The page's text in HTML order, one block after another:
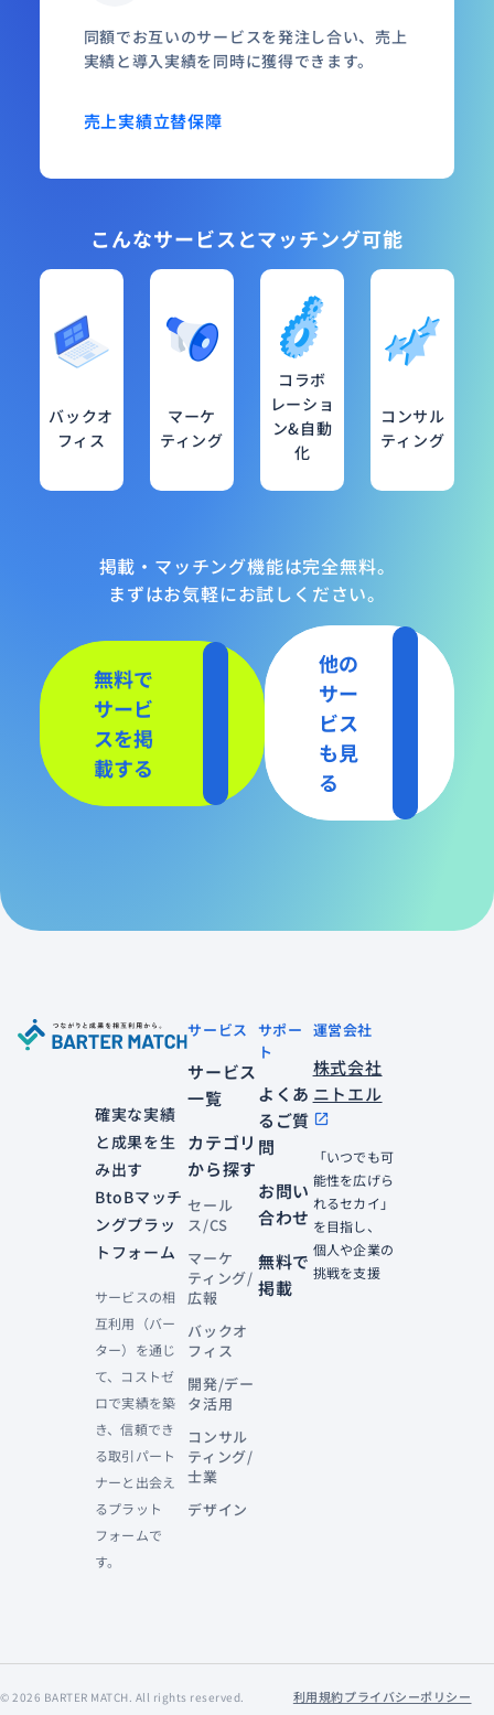
同額でお互いのサービスを発注し合い、売上
実績と導入実績を同時に獲得できます。
売上実績立替保障
こんなサービスとマッチング可能
バックオ
フィス
マーケ
ティング
コラボ
レーショ
ン&自動
化
コンサル
ティング
掲載・マッチング機能は完全無料。
まずはお気軽にお試しください。
無料で
サービ
スを掲
載する
他の
サー
ビス
も見
る
確実な実績
と成果を生
み出す
BtoBマッチ
ングプラッ
トフォーム
サービスの相
互利用（バー
ター）を通じ
て、コストゼ
ロで実績を築
き、信頼でき
る取引パート
ナーと出会え
るプラット
フォームで
す。
サービス
サービス
一覧
カテゴリ
から探す
セール
ス/CS
マーケ
ティング/
広報
バックオ
フィス
開発/デー
タ活用
コンサル
ティング/
士業
デザイン
サポー
ト
よくあ
るご質
問
お問い
合わせ
無料で
掲載
運営会社
株式会社
ニトエル
open_in_new
「いつでも可
能性を広げら
れるセカイ」
を目指し、
個人や企業の
挑戦を支援
© 2026 BARTER MATCH. All rights reserved. 利用規約プライバシーポリシー